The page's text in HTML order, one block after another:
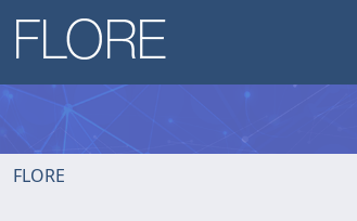
FLORE